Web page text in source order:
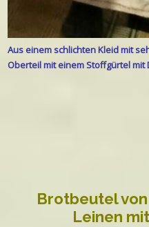
Aus einem schlichten Kleid mit
Oberteil mit einem Stoffgürtel mit
Brotbeutel
Leinen